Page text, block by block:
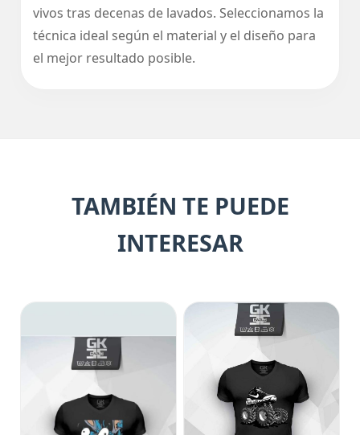
vivos tras decenas de lavados. Seleccionamos la
técnica ideal según el material y el diseño para
el mejor resultado posible.
TAMBIÉN TE PUEDE
INTERESAR